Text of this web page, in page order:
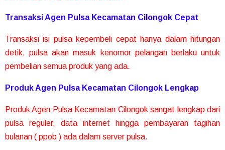
Transaksi Agen Pulsa Kecamatan Cilongok Cepat
Transaksi isi pulsa kepembeli cepat hanya dalam hitungan
detik, pulsa akan masuk kenomor pelangan berlaku untuk
pembelian semua produk yang ada.
Produk Agen Pulsa Kecamatan Cilongok Lengkap
Produk Agen Pulsa Kecamatan Cilongok sangat lengkap dari
pulsa reguler, data internet hingga pembayaran tagihan
bulanan ( ppob ) ada dalam server pulsa.